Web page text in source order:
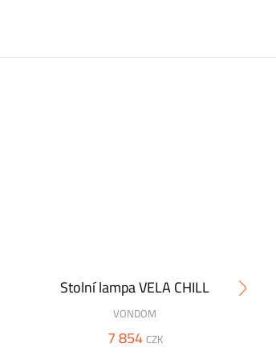
Stolní lampa VELA CHILL
VONDOM
7 854 CZK